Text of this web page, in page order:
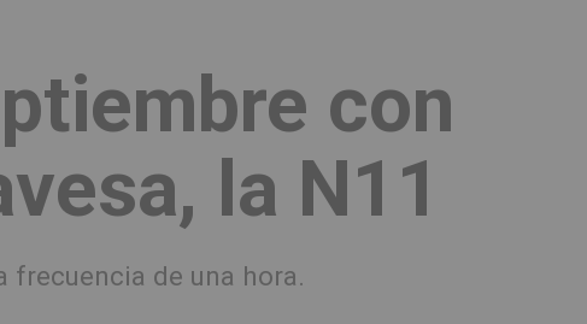
con
la N11
frecuencia de una hora.